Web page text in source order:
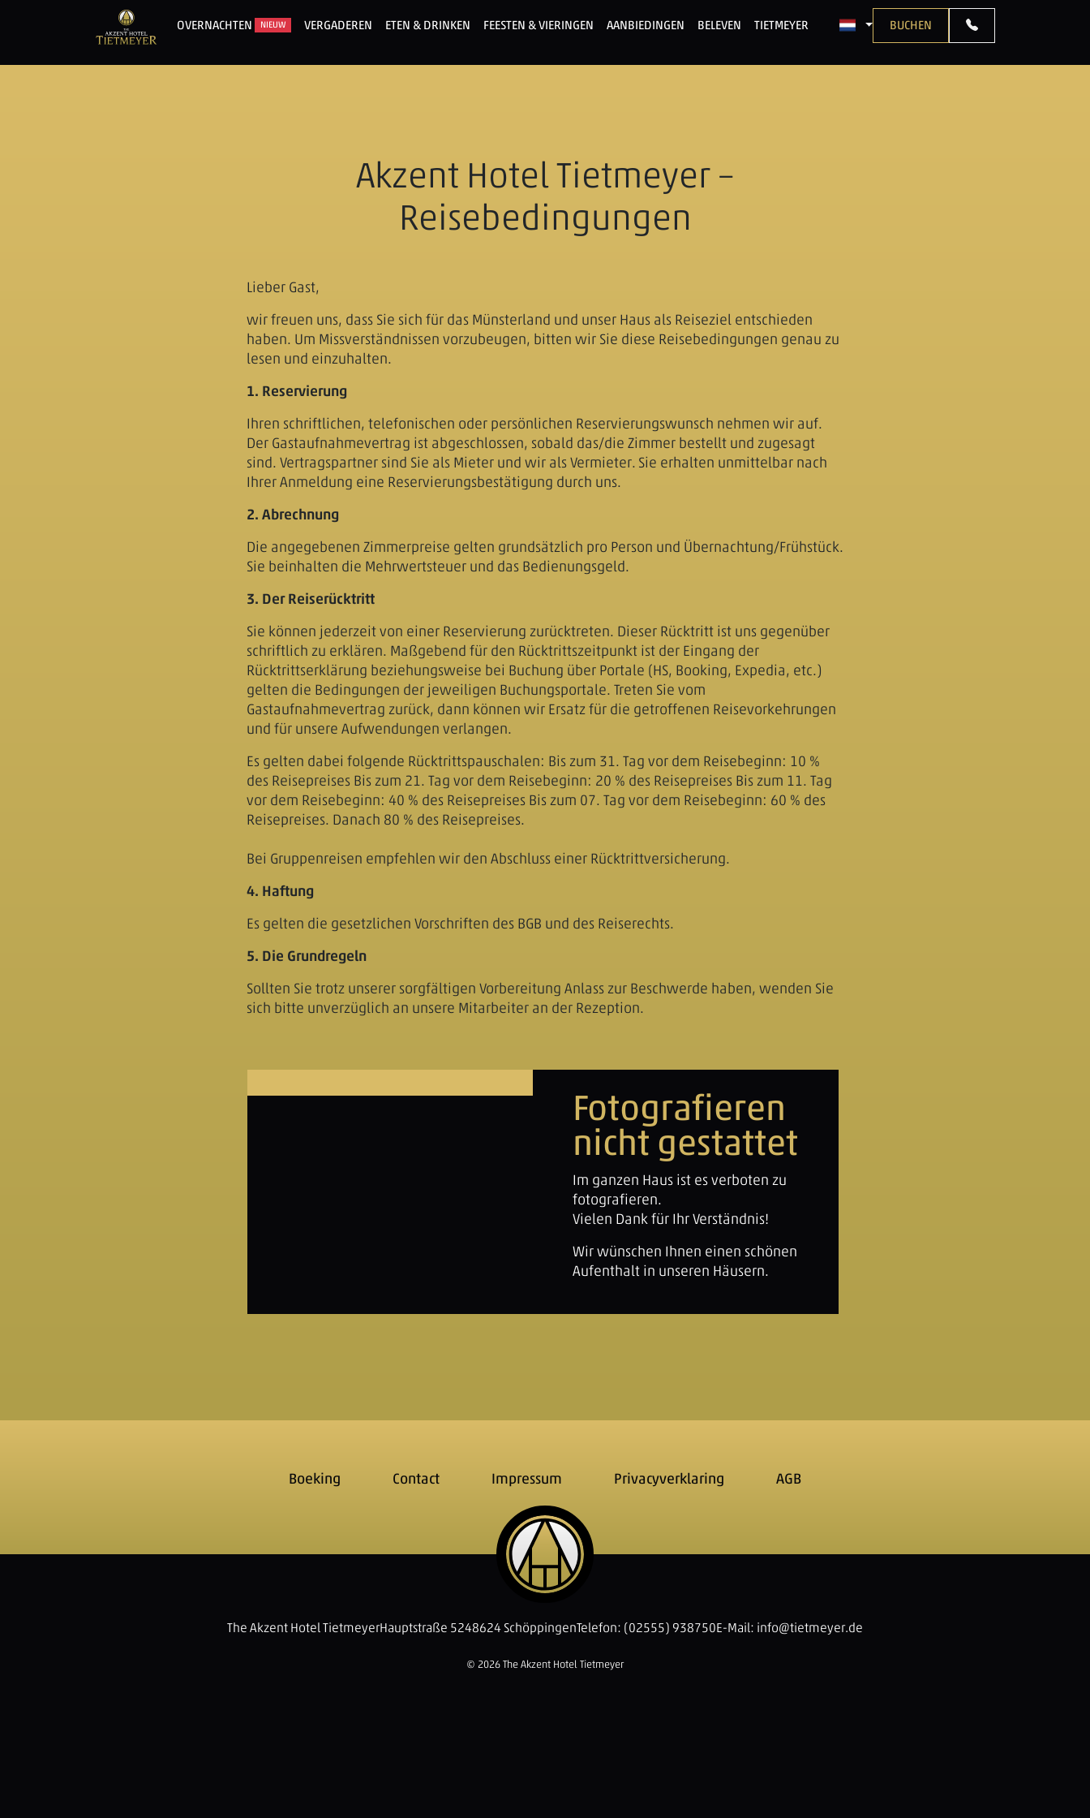
OVERNACHTEN NIEUW VERGADEREN ETEN & DRINKEN FEESTEN & VIERINGEN AANBIEDINGEN BELEVEN TIETMEYER SPRACHE: NEDERLANDS
BUCHEN
Akzent Hotel Tietmeyer –
Reisebedingungen
Lieber Gast,
wir freuen uns, dass Sie sich für das Münsterland und unser Haus als Reiseziel entschieden
haben. Um Missverständnissen vorzubeugen, bitten wir Sie diese Reisebedingungen genau zu
lesen und einzuhalten.
1. Reservierung
Ihren schriftlichen, telefonischen oder persönlichen Reservierungswunsch nehmen wir auf.
Der Gastaufnahmevertrag ist abgeschlossen, sobald das/die Zimmer bestellt und zugesagt
sind. Vertragspartner sind Sie als Mieter und wir als Vermieter. Sie erhalten unmittelbar nach
Ihrer Anmeldung eine Reservierungsbestätigung durch uns.
2. Abrechnung
Die angegebenen Zimmerpreise gelten grundsätzlich pro Person und Übernachtung/Frühstück.
Sie beinhalten die Mehrwertsteuer und das Bedienungsgeld.
3. Der Reiserücktritt
Sie können jederzeit von einer Reservierung zurücktreten. Dieser Rücktritt ist uns gegenüber
schriftlich zu erklären. Maßgebend für den Rücktrittszeitpunkt ist der Eingang der
Rücktrittserklärung beziehungsweise bei Buchung über Portale (HS, Booking, Expedia, etc.)
gelten die Bedingungen der jeweiligen Buchungsportale. Treten Sie vom
Gastaufnahmevertrag zurück, dann können wir Ersatz für die getroffenen Reisevorkehrungen
und für unsere Aufwendungen verlangen.
Es gelten dabei folgende Rücktrittspauschalen: Bis zum 31. Tag vor dem Reisebeginn: 10 %
des Reisepreises Bis zum 21. Tag vor dem Reisebeginn: 20 % des Reisepreises Bis zum 11. Tag
vor dem Reisebeginn: 40 % des Reisepreises Bis zum 07. Tag vor dem Reisebeginn: 60 % des
Reisepreises. Danach 80 % des Reisepreises.
Bei Gruppenreisen empfehlen wir den Abschluss einer Rücktrittversicherung.
4. Haftung
Es gelten die gesetzlichen Vorschriften des BGB und des Reiserechts.
5. Die Grundregeln
Sollten Sie trotz unserer sorgfältigen Vorbereitung Anlass zur Beschwerde haben, wenden Sie
sich bitte unverzüglich an unsere Mitarbeiter an der Rezeption.
Fotografieren
nicht gestattet
Im ganzen Haus ist es verboten zu
fotografieren.
Vielen Dank für Ihr Verständnis!
Wir wünschen Ihnen einen schönen
Aufenthalt in unseren Häusern.
Boeking Contact Impressum Privacyverklaring AGB
The Akzent Hotel TietmeyerHauptstraße 5248624 SchöppingenTelefon: (02555) 938750E-Mail: info@tietmeyer.de
© 2026 The Akzent Hotel Tietmeyer